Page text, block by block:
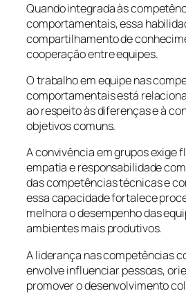
Quando integrada às
comportamentais, essa
compartilhamento de
cooperação entre equipes.
O trabalho em equipe nas
comportamentais está
ao respeito às diferenças e à
objetivos comuns.
A convivência em grupos exige
empatia e responsabilidade
das competências técnicas e
essa capacidade fortalece
melhora o desempenho das
ambientes mais produtivos.
A liderança nas competências
envolve influenciar pessoas,
promover o desenvolvimento